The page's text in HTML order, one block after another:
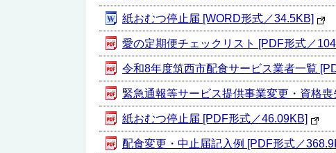
紙おむつ停止届 [WORD形式／34.5KB]
愛の定期便チェックリスト [PDF形式／
令和8年度筑西市配食サービス業者一覧
緊急通報等サービス提供事業変更・資格
紙おむつ停止届 [PDF形式／46.09KB]
配食変更・中止届記入例 [PDF形式／